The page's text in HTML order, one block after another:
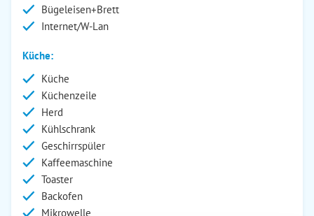
Bügeleisen+Brett
Internet/W-Lan
Küche:
Küche
Küchenzeile
Herd
Kühlschrank
Geschirrspüler
Kaffeemaschine
Toaster
Backofen
Mikrowelle